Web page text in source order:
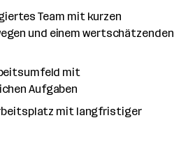
Team mit kurzen
und einem wertschätzenden
mit
Aufgaben
mit langfristiger